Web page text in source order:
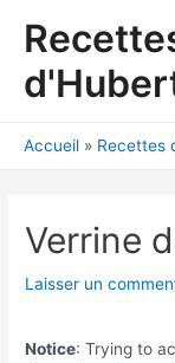
Accueil Recettes
Verrine
Laisser un
Notice: Trying to